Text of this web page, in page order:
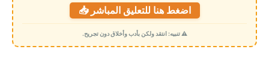
م
ي
اضغط هنا للتعليق المباشر 📥
⚠️ تنبيه: انتقد ولكن بأدب وأخلاق دون تجريح.